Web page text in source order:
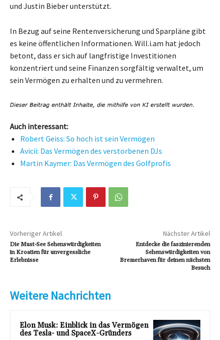
und Justin Bieber unterstützt.
In Bezug auf seine Rentenversicherung und Sparpläne gibt
es keine öffentlichen Informationen. Will.i.am hat jedoch
betont, dass er sich auf langfristige Investitionen
konzentriert und seine Finanzen sorgfältig verwaltet, um
sein Vermögen zu erhalten und zu vermehren.
Auch interessant:
Robert Geiss: So hoch ist sein Vermögen
Avicii: Das Vermögen des verstorbenen DJs
Martin Kaymer: Das Vermögen des Golfprofis
Vorheriger Artikel
Die Must-See Sehenswürdigkeiten
in Kroatien für unvergessliche
Erlebnisse
Nächster Artikel
Entdecke die faszinierenden
Sehenswürdigkeiten von
Bremerhaven für deinen nächsten
Besuch
Weitere Nachrichten
Elon Musk: Einblick in das Vermögen
des Tesla- und SpaceX-Gründers